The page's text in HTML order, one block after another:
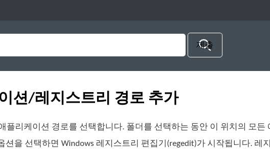
션/레지스트리 경로 추가
플리케이션 경로를 선택합니다. 폴더를 선택하는 동안 이 위치의 모든
션을 선택하면 Windows 레지스트리 편집기(regedit)가 시작됩니다. 레